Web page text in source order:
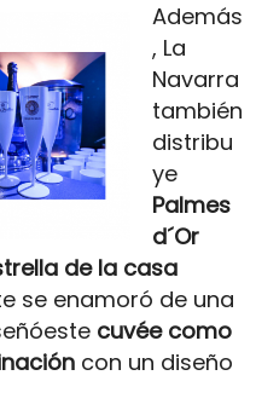
Además
, La
Navarra
también
distribu
ye
Palmes
d´Or
de la casa
se enamoró de una
cuvée como
con un diseño